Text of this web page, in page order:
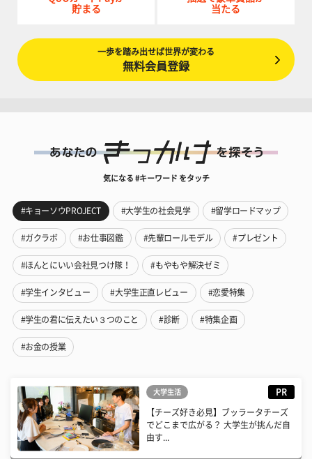
貯まる
当たる
一歩を踏み出せば世界が変わる
無料会員登録
気になる #キーワード をタッチ
#キョーソウPROJECT #大学生の社会見学 #留学ロードマップ
#ガクラボ #お仕事図鑑 #先輩ロールモデル #プレゼント
#ほんとにいい会社見つけ隊！ #もやもや解決ゼミ
#学生インタビュー #大学生正直レビュー #恋愛特集
#学生の君に伝えたい３つのこと #診断 #特集企画
#お金の授業
大学生活 PR
【チーズ好き必見】ブッラータチーズ
でどこまで広がる？ 大学生が挑んだ自
由す...